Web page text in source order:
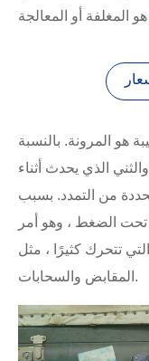
هو المرونة. بالنسبة
الذي يحدث أثناء
من التمدد. بسبب
الضغط ، وهو أمر
تتحرك كثيرًا ، مثل
المقابض والسحابات.